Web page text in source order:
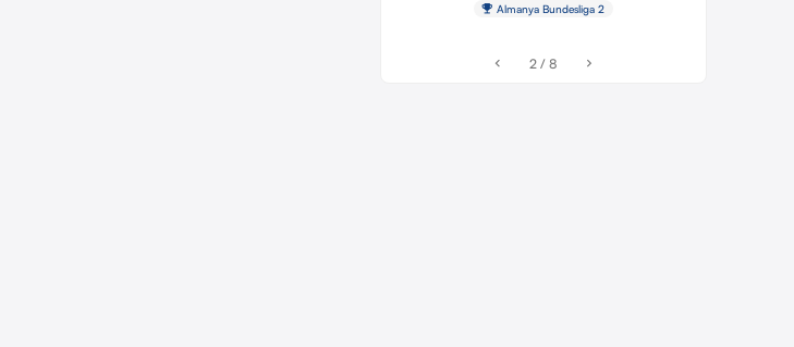
emoji_events Almanya Bundesliga 2
chevron_left 2 / 8 chevron_right